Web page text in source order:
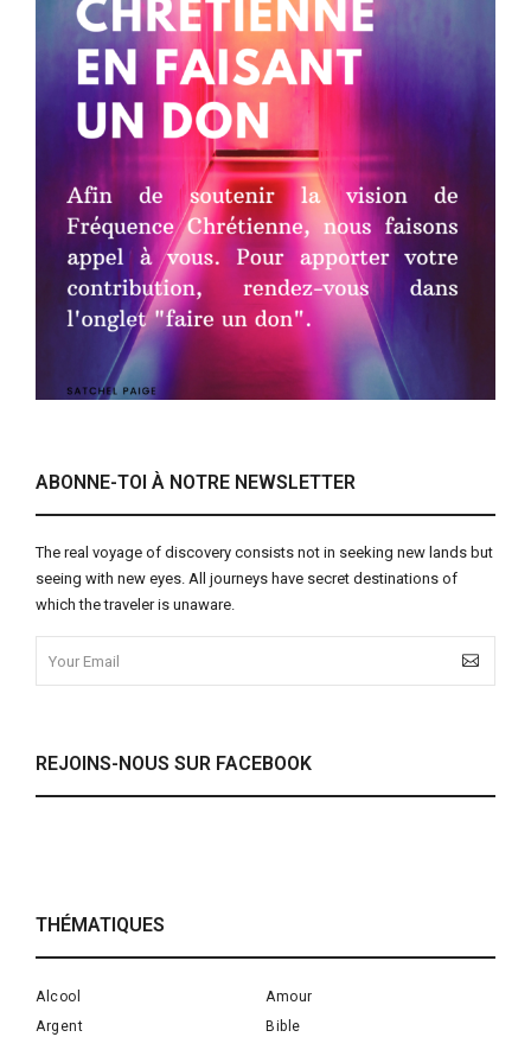
ABONNE-TOI À NOTRE NEWSLETTER
The real voyage of discovery consists not in seeking new lands but
seeing with new eyes. All journeys have secret destinations of
which the traveler is unaware.
REJOINS-NOUS SUR FACEBOOK
THÉMATIQUES
Alcool
Amour
Argent
Bible